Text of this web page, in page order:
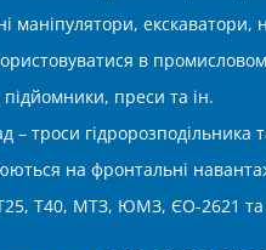
маніпулятори,
в
підйомники, преси та ін.
– троси гідророзподільника
на фронтальні
Т40, МТЗ, ЮМЗ, ЄО-2621 та